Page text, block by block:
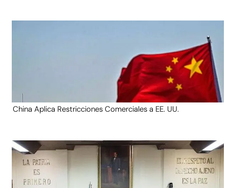
China Aplica Restricciones Comerciales a EE. UU.